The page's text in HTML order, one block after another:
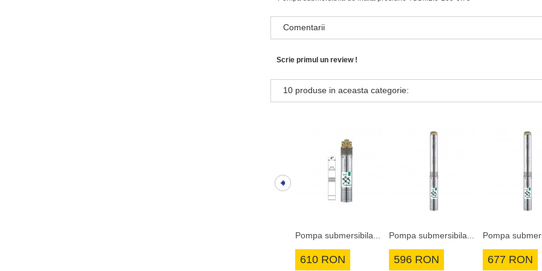
Comentarii
Scrie primul un review !
10 produse in aceasta categorie:
Pompa submersibila...
610 RON
Pompa submersibila...
596 RON
Pompa
677 RON